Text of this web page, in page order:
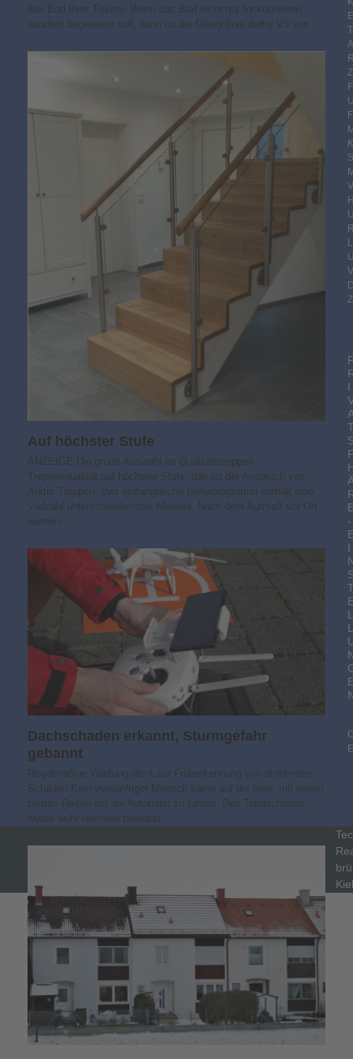
das Bad Ihrer Träume Wenn das Bad nicht nur funktionieren,
sondern begeistern soll, dann ist die Designlinie derby V3 von…
Auf höchster Stufe
ANZEIGE Die große Auswahl an Qualitätstreppen
Treppenqualität auf höchster Stufe, das ist der Anspruch von
Arktic-Treppen. Das umfangreiche Lieferprogramm enthält eine
Vielzahl unterschiedlichster Modelle. Nach dem Aufmaß vor Ort
werden…
Dachschaden erkannt, Sturmgefahr
gebannt
Regelmäßige Wartung dient zur Früherkennung von drohenden
Schäden Kein vernünftiger Mensch käme auf die Idee, mit einem
platten Reifen auf die Autobahn zu fahren. Den Totalschaden
würde wohl niemand bewusst…
I
-
I
L
L
Kiel